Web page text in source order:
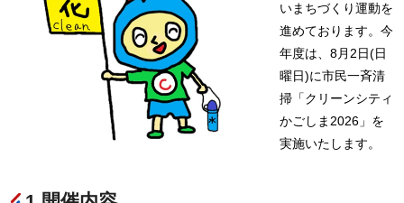
いまちづくり運動を
進めております。今
年度は、8月2日(日
曜日)に市民一斉清
掃「クリーンシティ
かごしま2026」を
実施いたします。